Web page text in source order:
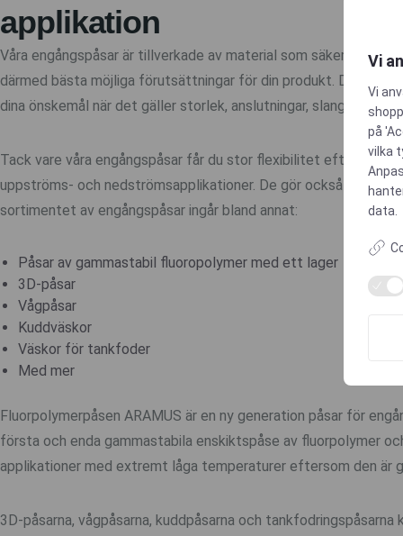
applikation
Våra engångspåsar är tillverkade av material som säkerställer
därmed bästa möjliga förutsättningar för din produkt.
dina önskemål när det gäller storlek, anslutningar, slangar etc.
Tack vare våra engångspåsar får du stor flexibilitet eftersom
uppströms- och nedströmsapplikationer. De gör också
sortimentet av engångspåsar ingår bland annat:
Påsar av gammastabil fluoropolymer med ett lager
3D-påsar
Vågpåsar
Kuddväskor
Väskor för tankfoder
Med mer
Fluorpolymerpåsen ARAMUS är en ny generation påsar för
första och enda gammastabila enskiktspåse av fluorpolymer
applikationer med extremt låga temperaturer eftersom den är
3D-påsarna, vågpåsarna, kuddpåsarna och tankfodringspåsarna
Vi
Vi
på
vilka
data.